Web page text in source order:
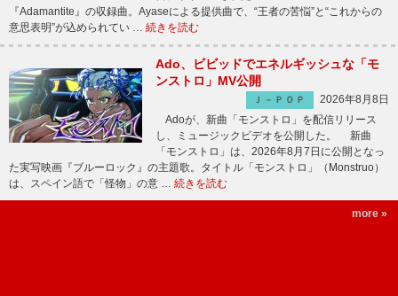
『Adamantite』の収録曲。Ayaseによる提供曲で、“王者の苦悩”と“これからの
意思表明”が込められてい … 続きを読む
Ado、ビビッドでエネルギッシュな「モ
ンストロ」MV公開
Ｊ－ＰＯＰ
2026年8月8日
Adoが、新曲「モンストロ」を配信リリース
し、ミュージックビデオを公開した。 新曲
「モンストロ」は、2026年8月7日に公開となっ
た実写映画『ブルーロック』の主題歌。タイトル「モンストロ」（Monstruo）
は、スペイン語で「怪物」の意 … 続きを読む
more »